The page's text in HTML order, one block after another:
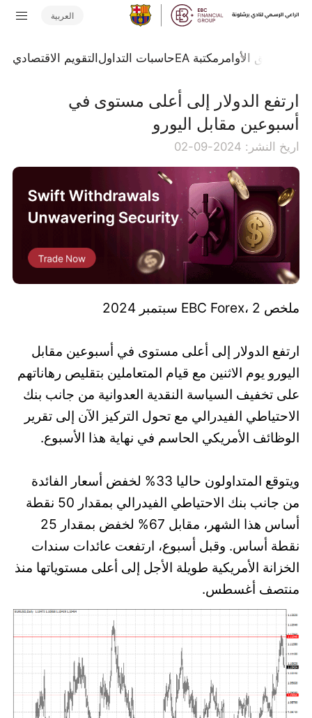
العربية
تدفق الأوامر مكتبة EA حاسبات التداولالتقويم الاقتصادي
ارتفع الدولار إلى أعلى مستوى في
أسبوعين مقابل اليورو
اريخ النشر: 2024-09-02
ملخص EBC Forex، 2 سبتمبر 2024
ارتفع الدولار إلى أعلى مستوى في أسبوعين مقابل
اليورو يوم الاثنين مع قيام المتعاملين بتقليص رهاناتهم
على تخفيف السياسة النقدية العدوانية من جانب بنك
الاحتياطي الفيدرالي مع تحول التركيز الآن إلى تقرير
الوظائف الأمريكي الحاسم في نهاية هذا الأسبوع.
ويتوقع المتداولون حاليا 33% لخفض أسعار الفائدة
من جانب بنك الاحتياطي الفيدرالي بمقدار 50 نقطة
أساس هذا الشهر، مقابل 67% لخفض بمقدار 25
نقطة أساس. وقبل أسبوع، ارتفعت عائدات سندات
الخزانة الأمريكية طويلة الأجل إلى أعلى مستوياتها منذ
منتصف أغسطس.